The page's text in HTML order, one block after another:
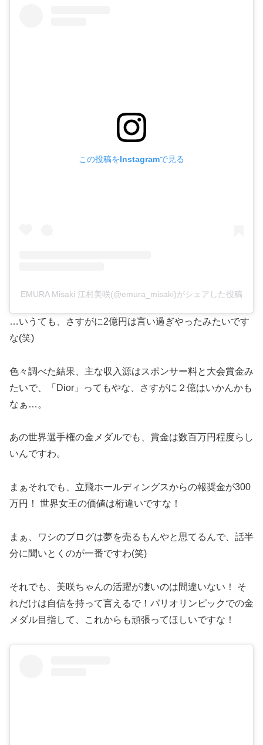
この投稿をInstagramで見る
EMURA Misaki 江村美咲(@emura_misaki)がシェアした投稿
…いうても、さすがに2億円は言い過ぎやったみたいです
な(笑)
色々調べた結果、主な収入源はスポンサー料と大会賞金み
たいで、「Dior」ってもやな、さすがに２億はいかんかも
なぁ…。
あの世界選手権の金メダルでも、賞金は数百万円程度らし
いんですわ。
まぁそれでも、立飛ホールディングスからの報奨金が300
万円！ 世界女王の価値は桁違いですな！
まぁ、ワシのブログは夢を売るもんやと思てるんで、話半
分に聞いとくのが一番ですわ(笑)
それでも、美咲ちゃんの活躍が凄いのは間違いない！ そ
れだけは自信を持って言えるで！パリオリンピックでの金
メダル目指して、これからも頑張ってほしいですな！